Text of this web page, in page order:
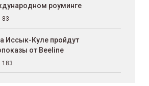
роуминге
83
Иссык-Куле пройдут
от Beeline
183